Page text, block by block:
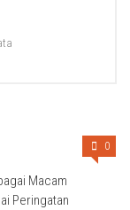
0
Macam
Peringatan